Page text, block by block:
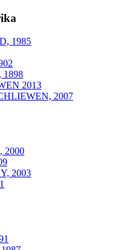
1985
1898
2013
2007
2000
2003